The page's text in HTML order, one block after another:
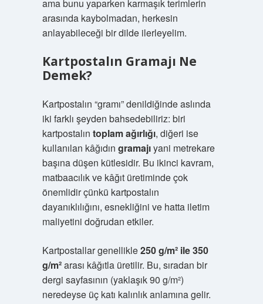
ama bunu yaparken karmaşık terimlerin
arasında kaybolmadan, herkesin
anlayabileceği bir dilde ilerleyelim.
Kartpostalın Gramajı Ne
Demek?
Kartpostalın “gramı” denildiğinde aslında
iki farklı şeyden bahsedebiliriz: biri
kartpostalın toplam ağırlığı, diğeri ise
kullanılan kâğıdın gramajıyani metrekare
başına düşen kütlesidir. Bu ikinci kavram,
matbaacılık ve kâğıt üretiminde çok
önemlidir çünkü kartpostalın
dayanıklılığını, esnekliğini ve hatta iletim
maliyetini doğrudan etkiler.
Kartpostallar genellikle250 g/m² ile 350
g/m²arası kâğıtla üretilir. Bu, sıradan bir
dergi sayfasının (yaklaşık 90 g/m²)
neredeyse üç katı kalınlık anlamına gelir.